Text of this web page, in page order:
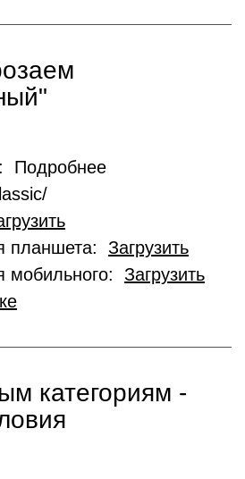
Подробнее
планшета: Загрузить
мобильного: Загрузить
категориям -